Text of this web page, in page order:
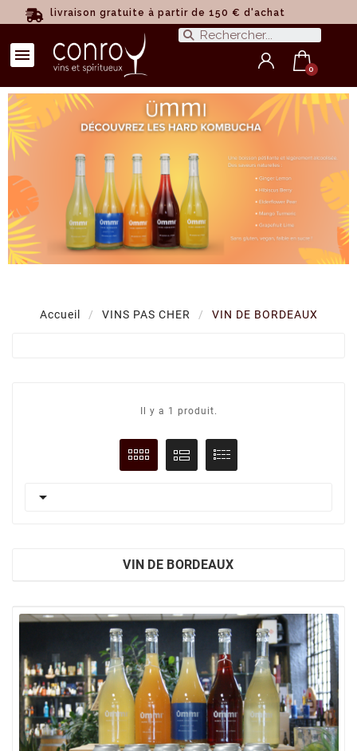
livraison gratuite à partir de 150 € d'achat
Accueil VINS PAS CHER VIN DE BORDEAUX
Il y a 1 produit.

VIN DE BORDEAUX